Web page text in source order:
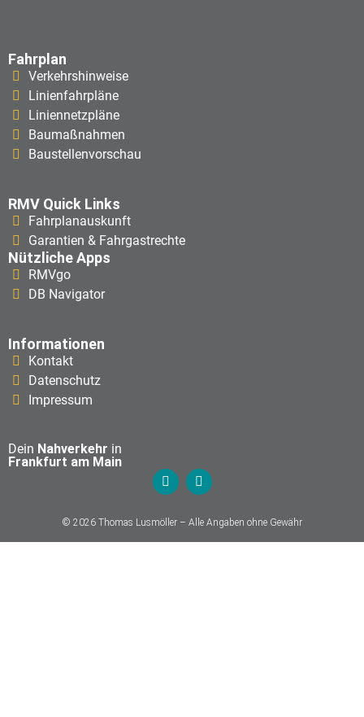
Fahrplan
Verkehrshinweise
Linienfahrpläne
Liniennetzpläne
Baumaßnahmen
Baustellenvorschau
RMV Quick Links
Fahrplanauskunft
Garantien & Fahrgastrechte
Nützliche Apps
RMVgo
DB Navigator
Informationen
Kontakt
Datenschutz
Impressum
Dein Nahverkehr in
Frankfurt am Main
© 2026 Thomas Lusmöller – Alle Angaben ohne Gewähr